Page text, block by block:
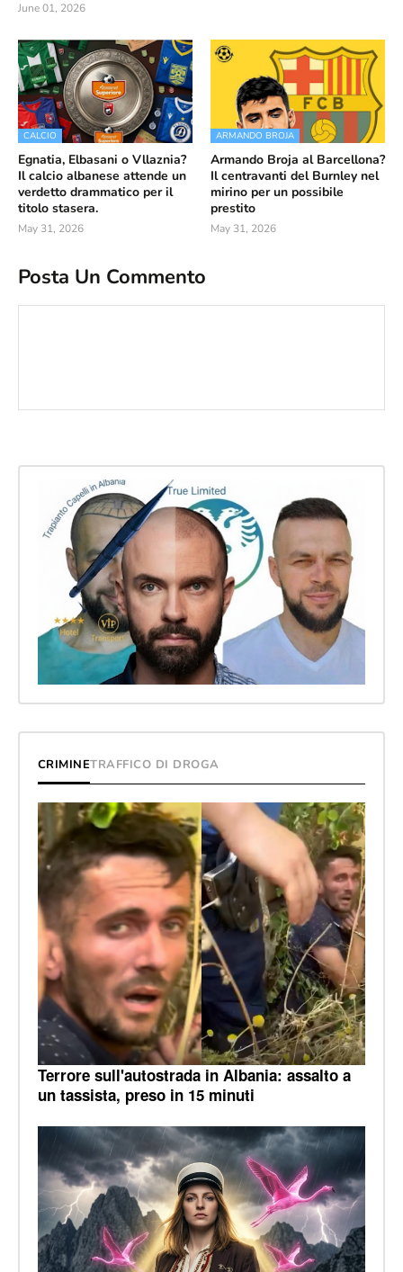
June 01, 2026
CALCIO
Egnatia, Elbasani o Vllaznia?
Il calcio albanese attende un
verdetto drammatico per il
titolo stasera.
May 31, 2026
ARMANDO BROJA
Armando Broja al Barcellona?
Il centravanti del Burnley nel
mirino per un possibile
prestito
May 31, 2026
Posta Un Commento
CRIMINETRAFFICO DI DROGA
Terrore sull'autostrada in Albania: assalto a
un tassista, preso in 15 minuti